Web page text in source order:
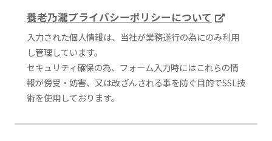
養老乃瀧プライバシーポリシーについて
入力された個人情報は、当社が業務遂行の為にのみ利用
し管理しています。
セキュリティ確保の為、フォーム入力時にはこれらの情
報が傍受・妨害、又は改ざんされる事を防ぐ目的でSSL技
術を使用しております。